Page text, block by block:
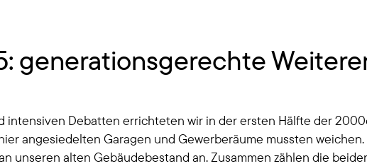
generationsgerechte
intensiven Debatten errichteten wir in der ersten Hälfte der
angesiedelten Garagen und Gewerberäume mussten
unseren alten Gebäudebestand an. Zusammen zählen die